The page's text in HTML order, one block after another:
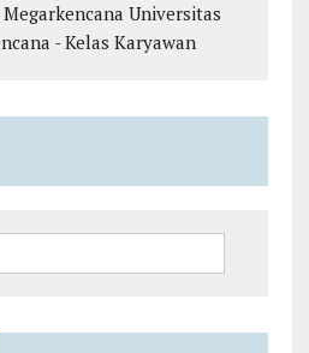
Universitas
- Kelas Karyawan